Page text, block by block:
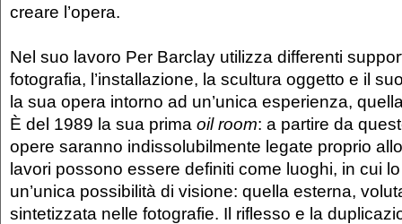
creare l’opera.
Nel suo lavoro Per Barclay utilizza differenti
fotografia, l’installazione, la scultura oggetto e il
la sua opera intorno ad un’unica esperienza,
È del 1989 la sua prima oil room: a partire da
opere saranno indissolubilmente legate proprio
lavori possono essere definiti come luoghi, in cui
un’unica possibilità di visione: quella esterna,
sintetizzata nelle fotografie. Il riflesso e la